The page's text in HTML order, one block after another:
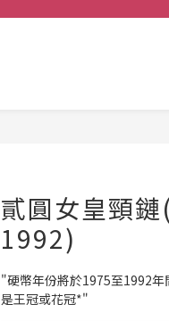
貳圓女皇頸
1992)
"硬幣年份將於1975至1992
是王冠或花冠*"